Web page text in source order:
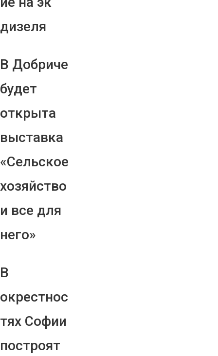
дизеля
В Добриче
будет
открыта
выставка
«Сельское
хозяйство
и все для
него»
В
окрестнос
тях Софии
построят